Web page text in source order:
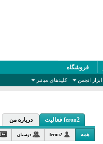
ابزار انجمن کلیدهای میانبر
فروشگاه
feron2 فعالیت درباره من
همه feron2 دوستان